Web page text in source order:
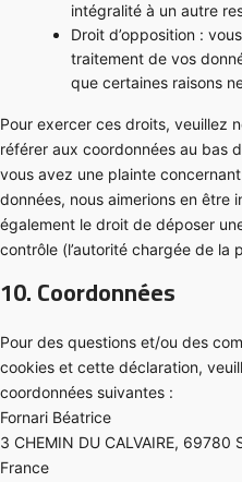
intégralité à un autre
Droit d’opposition :
traitement de vos
que certaines raisons
Pour exercer ces droits, veuillez
référer aux coordonnées au bas
vous avez une plainte
données, nous aimerions en être
également le droit de déposer
contrôle (l’autorité chargée de la
10. Coordonnées
Pour des questions et/ou des
cookies et cette déclaration,
coordonnées suivantes :
Fornari Béatrice
3 CHEMIN DU CALVAIRE, 69780
France